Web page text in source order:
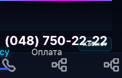
Оплата
Кабінет
(048) 750-22-22